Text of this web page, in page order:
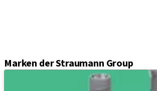
Marken der Straumann Group